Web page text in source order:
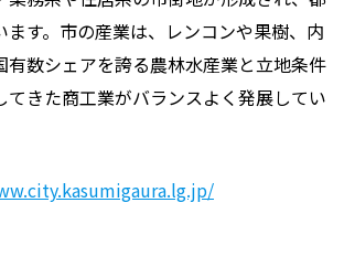
ます。市の産業は、レンコンや果樹、内
有数シェアを誇る農林水産業と立地条件
てきた商工業がバランスよく発展してい